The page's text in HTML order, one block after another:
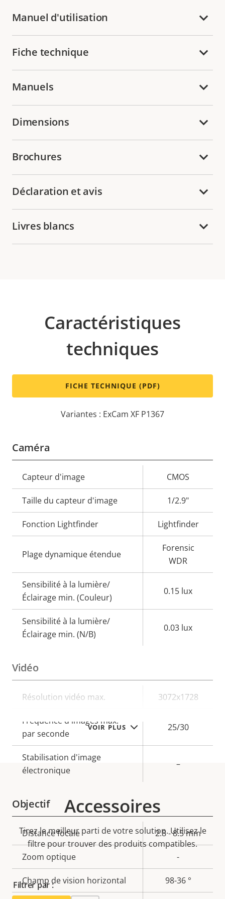
Manuel d'utilisation
Fiche technique
Manuels
Dimensions
Brochures
Déclaration et avis
Livres blancs
VOIR PLUS
Caractéristiques
techniques
FICHE TECHNIQUE (PDF)
Variantes : ExCam XF P1367
Caméra
Description
de la
propriété
la
propriété
Capteur d'image CMOS
Taille du capteur d'image 1/2.9"
Fonction Lightfinder Lightfinder
Plage dynamique étendue
Forensic
WDR
Sensibilité à la lumière/
Éclairage min. (Couleur)
0.15 lux
Sensibilité à la lumière/
Éclairage min. (N/B)
0.03 lux
Vidéo
Description
propriété
Valeur de
propriété
Résolution vidéo max. 3072x1728
Fréquence d'images max.
par seconde
25/30
Stabilisation d'image
électronique
–
Objectif
Description
de la
propriété
Valeur de
la
Distance focale 2.8 - 8.5 mm
Zoom optique -
Champ de vision horizontal 98-36 °
Accessoires
Tirez le meilleur parti de votre solution. Utilisez le
filtre pour trouver des produits compatibles.
Filtrer par :